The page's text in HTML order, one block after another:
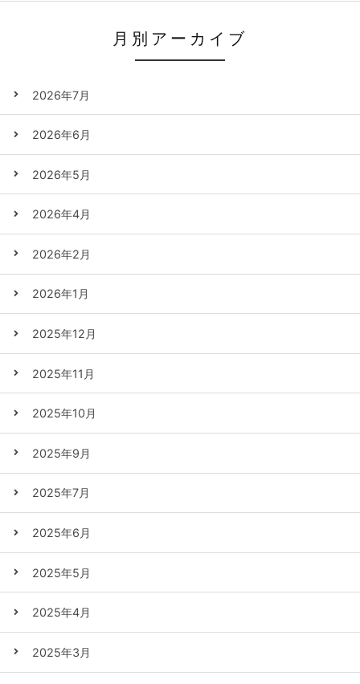
月別アーカイブ
2026年7月
2026年6月
2026年5月
2026年4月
2026年2月
2026年1月
2025年12月
2025年11月
2025年10月
2025年9月
2025年7月
2025年6月
2025年5月
2025年4月
2025年3月